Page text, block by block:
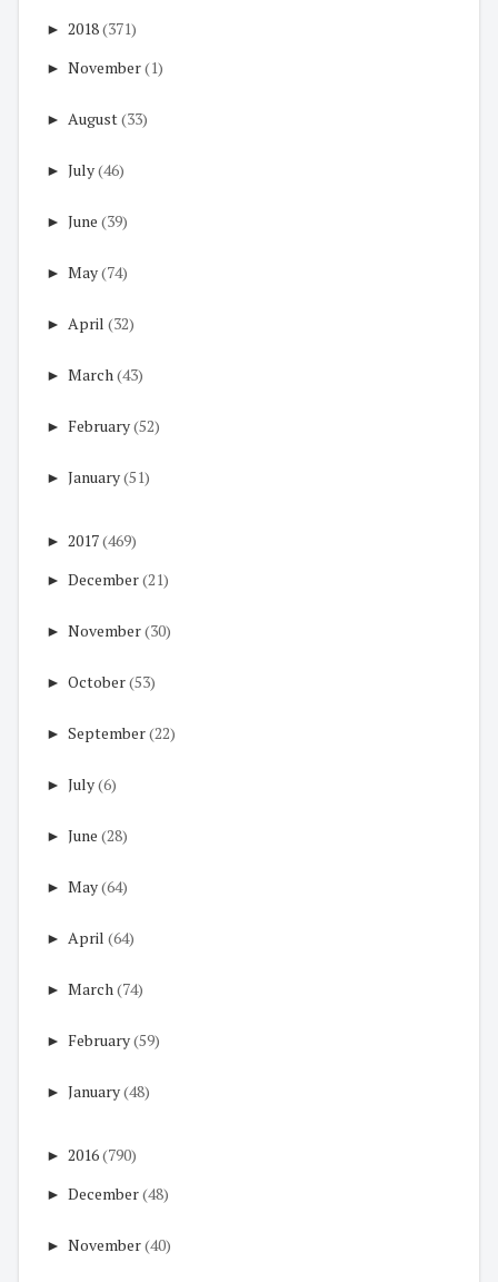
► 2018(371)
► November(1)
► August(33)
► July(46)
► June (39)
► May(74)
► April (32)
► March(43)
► February(52)
► January(51)
► 2017(469)
► December(21)
► November(30)
► October(53)
► September(22)
► July(6)
► June (28)
► May(64)
► April (64)
► March(74)
► February(59)
► January(48)
► 2016(790)
► December(48)
► November(40)